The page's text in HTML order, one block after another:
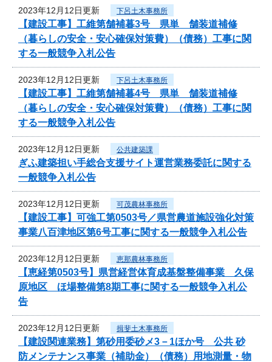
2023年12月12日更新 下呂土木事務所
【建設工事】工維第舗補暮3号 県単 舗装道補修
（暮らしの安全・安心確保対策費）（債務）工事に関
する一般競争入札公告
2023年12月12日更新 下呂土木事務所
【建設工事】工維第舗補暮4号 県単 舗装道補修
（暮らしの安全・安心確保対策費）（債務）工事に関
する一般競争入札公告
2023年12月12日更新 公共建築課
ぎふ建築担い手総合支援サイト運営業務委託に関する
一般競争入札公告
2023年12月12日更新 可茂農林事務所
【建設工事】可強工第0503号／県営農道施設強化対策
事業八百津地区第6号工事に関する一般競争入札公告
2023年12月12日更新 恵那農林事務所
【恵経第0503号】県営経営体育成基盤整備事業 久保
原地区 ほ場整備第8期工事に関する一般競争入札公
告
2023年12月12日更新 揖斐土木事務所
【建設関連業務】第砂用委砂メ3－1ほか号 公共 砂
防メンテナンス事業（補助金）（債務）用地測量・物